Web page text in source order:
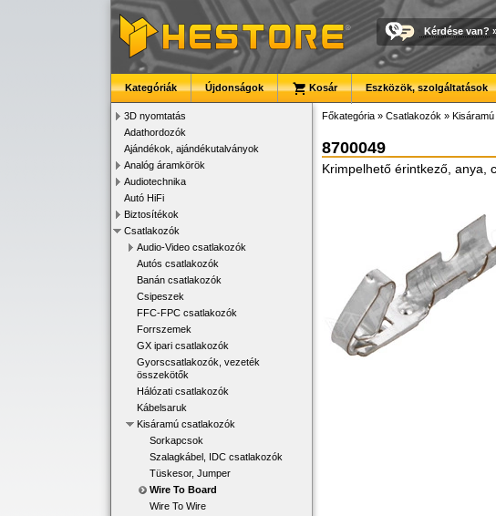
Kérdése van?
Kategóriák Újdonságok Kosár Eszközök, szolgáltatások
3D nyomtatás
Adathordozók
Ajándékok, ajándékutalványok
Analóg áramkörök
Audiotechnika
Autó HiFi
Biztosítékok
Csatlakozók
Audio-Video csatlakozók
Autós csatlakozók
Banán csatlakozók
Csipeszek
FFC-FPC csatlakozók
Forrszemek
GX ipari csatlakozók
Gyorscsatlakozók, vezeték
összekötők
Hálózati csatlakozók
Kábelsaruk
Kisáramú csatlakozók
Sorkapcsok
Szalagkábel, IDC csatlakozók
Tüskesor, Jumper
Wire To Board
Wire To Wire
Főkategória » Csatlakozók »
8700049
Krimpelhető érintkező, anya,